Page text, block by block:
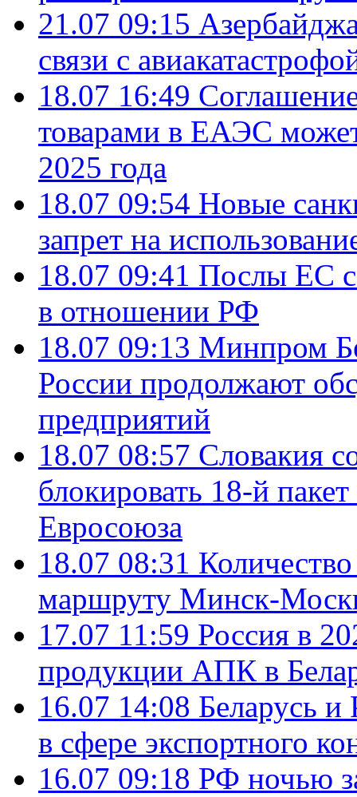
21.07 09:15
связи с
18.07 16:49
товарами в ЕАЭС
2025 года
18.07 09:54 Новые
запрет на
18.07 09:41 Послы ЕС
в отношении РФ
18.07 09:13 Минпром
России продолжают
предприятий
18.07 08:57 Словакия
блокировать 18-й
Евросоюза
18.07 08:31
маршруту Минск-
17.07 11:59 Россия в
продукции АПК в
16.07 14:08 Беларусь и
в сфере экспортного
16.07 09:18 РФ ночью